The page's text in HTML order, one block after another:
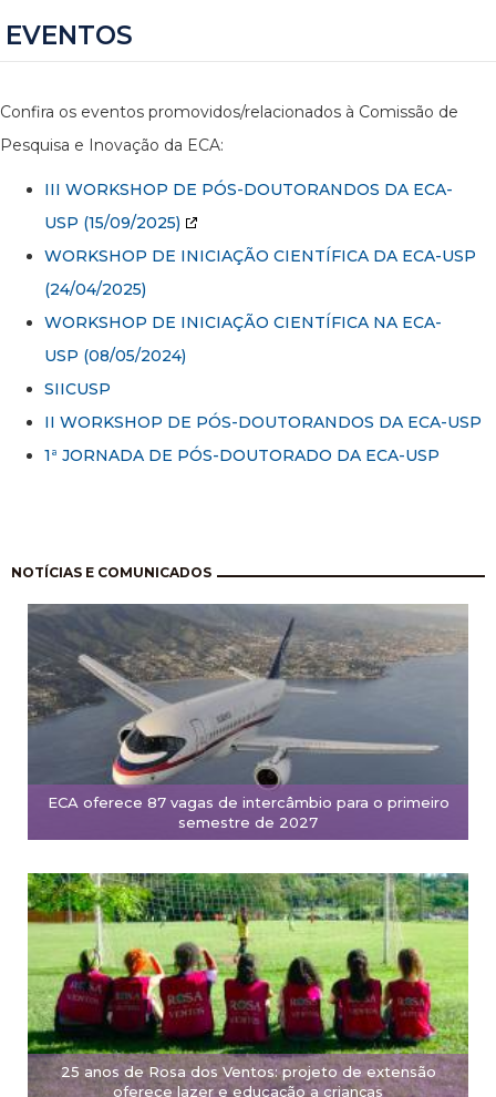
EVENTOS
Confira os eventos promovidos/relacionados à Comissão de
Pesquisa e Inovação da ECA:
III WORKSHOP DE PÓS-DOUTORANDOS DA ECA-
USP (15/09/2025)
WORKSHOP DE INICIAÇÃO CIENTÍFICA DA ECA-USP
(24/04/2025)
WORKSHOP DE INICIAÇÃO CIENTÍFICA NA ECA-
USP (08/05/2024)
SIICUSP
II WORKSHOP DE PÓS-DOUTORANDOS DA ECA-USP
1ª JORNADA DE PÓS-DOUTORADO DA ECA-USP
NOTÍCIAS E COMUNICADOS
ECA oferece 87 vagas de intercâmbio para o primeiro
semestre de 2027
25 anos de Rosa dos Ventos: projeto de extensão
oferece lazer e educação a crianças
Paginação